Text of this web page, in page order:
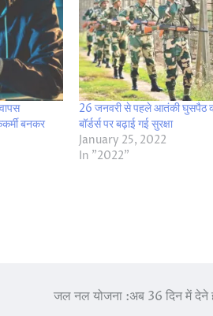
बनकर
26 जनवरी से पहले आतंकी घुसपैठ
बॉर्डर्स पर बढ़ाई गई सुरक्षा
January 25, 2022
In "2022"
जल नल योजना :अब 36 दिन में देने